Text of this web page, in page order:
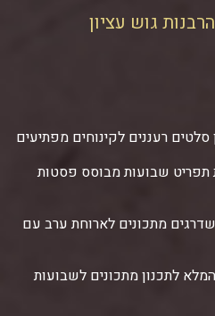
גוש עציון
רעננים לקינוחים מפתיעים
תפריט שבועות מבוסס פסטות
מתכונים לארוחת ערב עם
לתכנון מתכונים לשבועות